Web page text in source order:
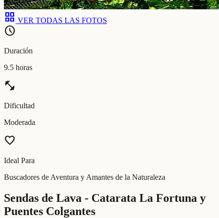
grid_view VER TODAS LAS FOTOS
schedule
Duración
9.5 horas
fitness_center
Dificultad
Moderada
favorite
Ideal Para
Buscadores de Aventura y Amantes de la Naturaleza
Sendas de Lava - Catarata La Fortuna y
Puentes Colgantes